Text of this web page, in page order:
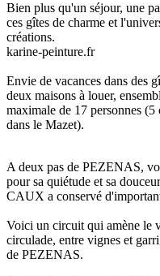
Bien plus qu'un séjour, une
ces gîtes de charme et
créations.
karine-peinture.fr
Envie de vacances dans des
deux maisons à louer,
maximale de 17 personnes (5
dans le Mazet).
A deux pas de PEZENAS,
pour sa quiétude et sa
CAUX a conservé
Voici un circuit qui amène le
circulade, entre vignes et
de PEZENAS.